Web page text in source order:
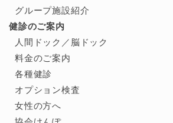
グループ施設紹介
健診のご案内
人間ドック／ 脳ドック
料金のご案内
各種健診
オプション検査
女性の方へ